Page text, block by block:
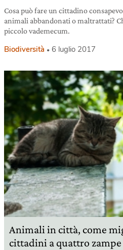
Cosa può fare un cittadino
animali abbandonati o maltrattati?
piccolo vademecum.
Biodiversità 6 luglio 2017
Animali in città, come
cittadini a quattro zampe